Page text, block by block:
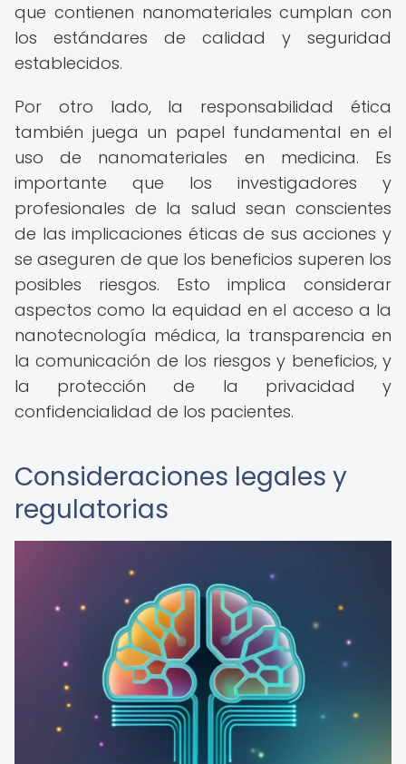
que contienen nanomateriales cumplan con
los estándares de calidad y seguridad
establecidos.
Por otro lado, la responsabilidad ética
también juega un papel fundamental en el
uso de nanomateriales en medicina. Es
importante que los investigadores y
profesionales de la salud sean conscientes
de las implicaciones éticas de sus acciones y
se aseguren de que los beneficios superen los
posibles riesgos. Esto implica considerar
aspectos como la equidad en el acceso a la
nanotecnología médica, la transparencia en
la comunicación de los riesgos y beneficios, y
la protección de la privacidad y
confidencialidad de los pacientes.
Consideraciones legales y
regulatorias